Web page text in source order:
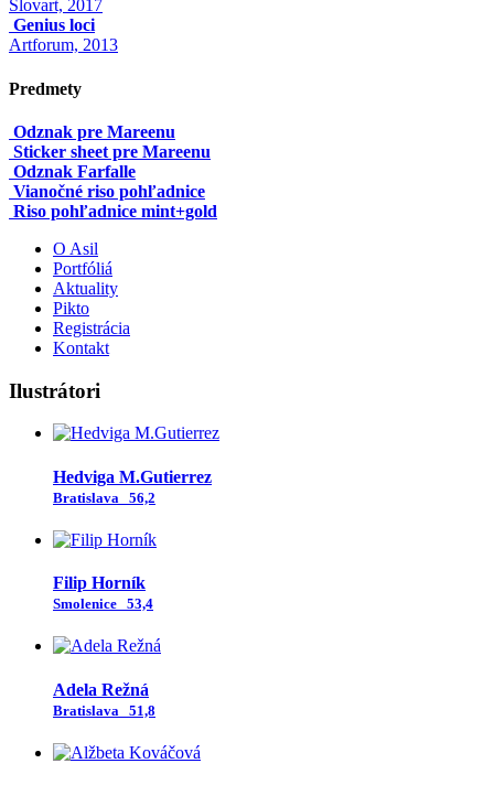
Slovart, 2017
Genius loci
Artforum, 2013
Predmety
Odznak pre Mareenu
Sticker sheet pre Mareenu
Odznak Farfalle
Vianočné riso pohľadnice
Riso pohľadnice mint+gold
O Asil
Portfóliá
Aktuality
Pikto
Registrácia
Kontakt
Ilustrátori
Hedviga M.Gutierrez
Bratislava 56,2
Filip Horník
Smolenice 53,4
Adela Režná
Bratislava 51,8